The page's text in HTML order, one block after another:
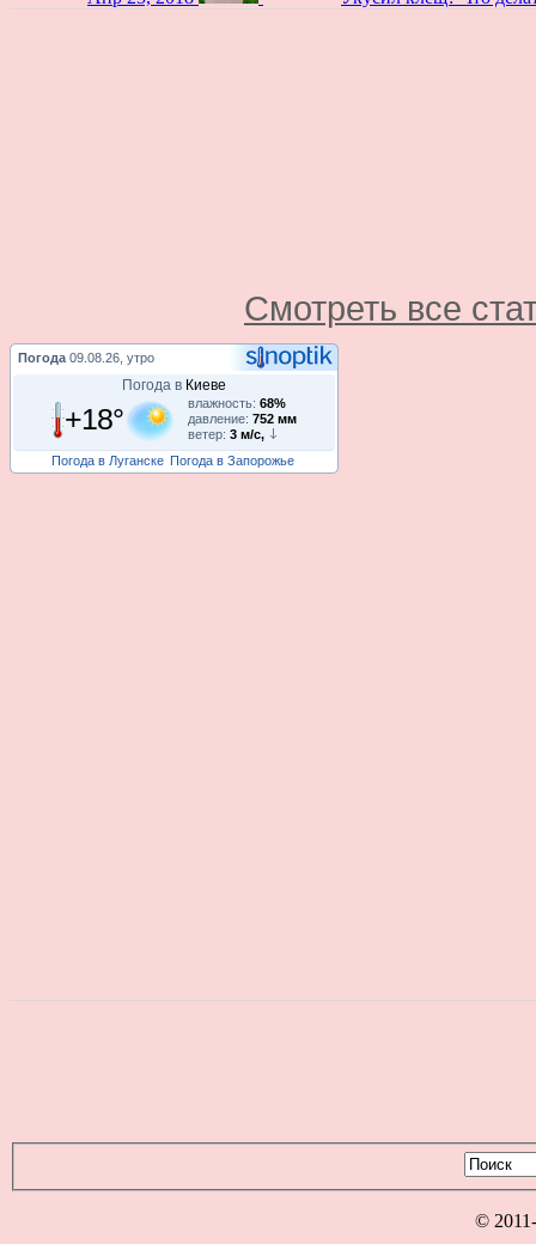
Смотреть все
Погода 09.08.26, утро
Погода в Киеве
+18° влажность: 68%
давление: 752 мм
ветер: 3 м/с,
Погода в Луганске Погода в Запорожье
©